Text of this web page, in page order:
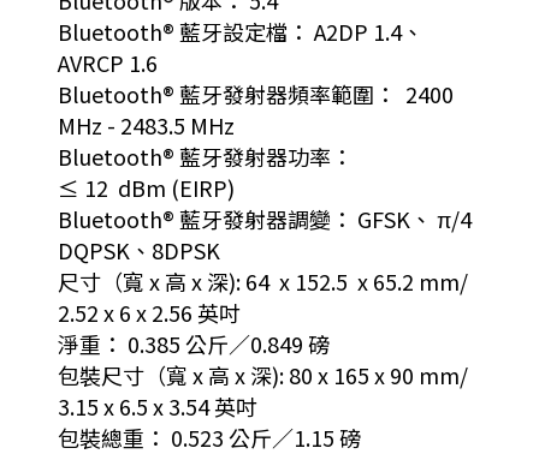
Bluetooth® 藍牙設定檔： A2DP 1.4、
AVRCP 1.6
Bluetooth® 藍牙發射器頻率範圍： 2400
MHz - 2483.5 MHz
Bluetooth® 藍牙發射器功率：
≤ 12 dBm (EIRP)
Bluetooth® 藍牙發射器調變： GFSK、 π/4
DQPSK、8DPSK
尺寸（寬 x 高 x 深): 64 x 152.5 x 65.2 mm/
2.52 x 6 x 2.56 英吋
淨重： 0.385 公斤／0.849 磅
包裝尺寸（寬 x 高 x 深): 80 x 165 x 90 mm/
3.15 x 6.5 x 3.54 英吋
包裝總重： 0.523 公斤／1.15 磅